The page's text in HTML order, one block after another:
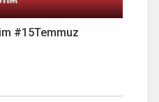
#15Temmuz